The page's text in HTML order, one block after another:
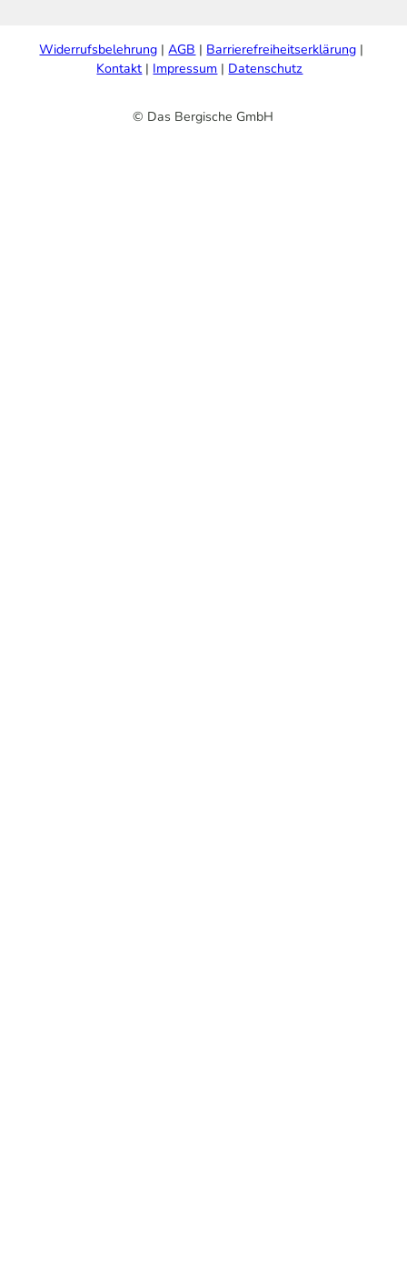
Widerrufsbelehrung AGB
Barrierefreiheitserklärung
Kontakt
Impressum Datenschutz
© Das Bergische GmbH